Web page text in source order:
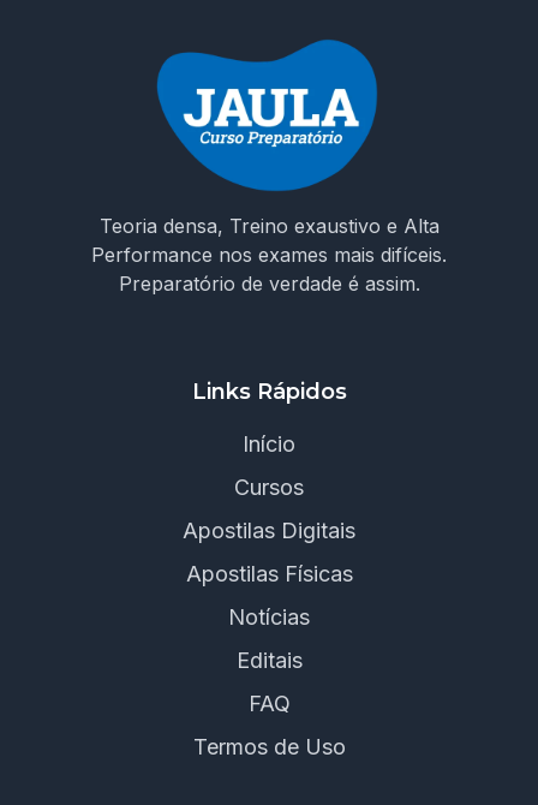
Teoria densa, Treino exaustivo e Alta
Performance nos exames mais difíceis.
Preparatório de verdade é assim.
Links Rápidos
Início
Cursos
Apostilas Digitais
Apostilas Físicas
Notícias
Editais
FAQ
Termos de Uso